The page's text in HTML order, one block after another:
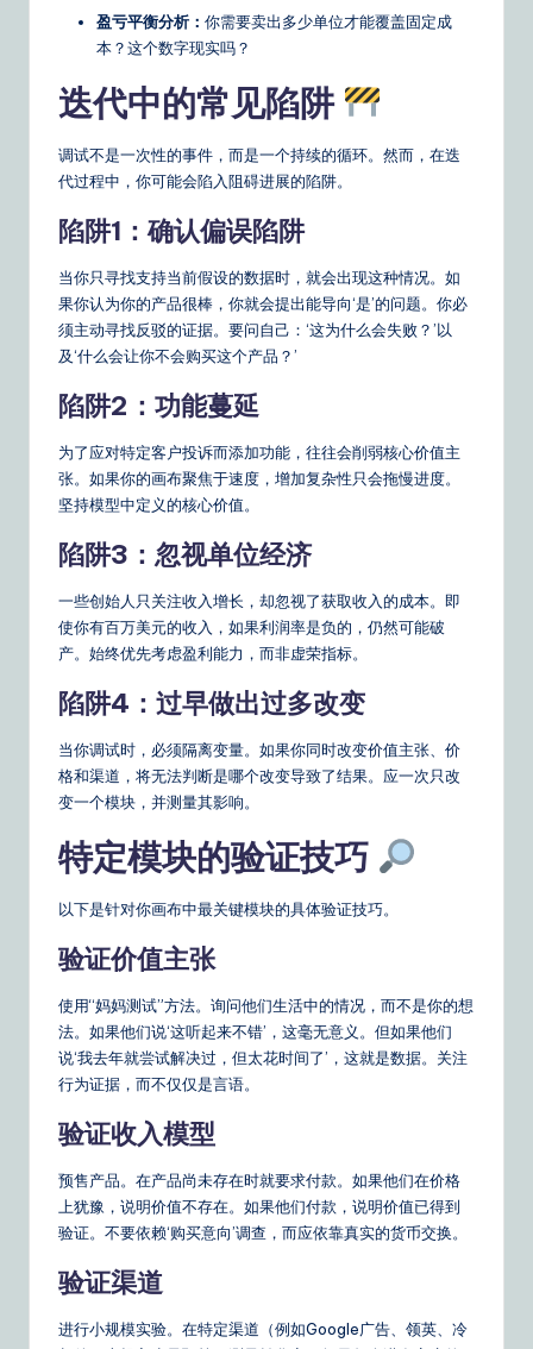
盈亏平衡分析： 你需要卖出多少单位才能覆盖固定成
本？这个数字现实吗？
迭代中的常见陷阱
调试不是一次性的事件，而是一个持续的循环。然而，在迭
代过程中，你可能会陷入阻碍进展的陷阱。
陷阱1：确认偏误陷阱
当你只寻找支持当前假设的数据时，就会出现这种情况。如
果你认为你的产品很棒，你就会提出能导向‘是’的问题。你必
须主动寻找反驳的证据。要问自己：‘这为什么会失败？’以
及‘什么会让你不会购买这个产品？’
陷阱2：功能蔓延
为了应对特定客户投诉而添加功能，往往会削弱核心价值主
张。如果你的画布聚焦于速度，增加复杂性只会拖慢进度。
坚持模型中定义的核心价值。
陷阱3：忽视单位经济
一些创始人只关注收入增长，却忽视了获取收入的成本。即
使你有百万美元的收入，如果利润率是负的，仍然可能破
产。始终优先考虑盈利能力，而非虚荣指标。
陷阱4：过早做出过多改变
当你调试时，必须隔离变量。如果你同时改变价值主张、价
格和渠道，将无法判断是哪个改变导致了结果。应一次只改
变一个模块，并测量其影响。
特定模块的验证技巧
以下是针对你画布中最关键模块的具体验证技巧。
验证价值主张
使用“妈妈测试”方法。询问他们生活中的情况，而不是你的想
法。如果他们说‘这听起来不错’，这毫无意义。但如果他们
说‘我去年就尝试解决过，但太花时间了’，这就是数据。关注
行为证据，而不仅仅是言语。
验证收入模型
预售产品。在产品尚未存在时就要求付款。如果他们在价格
上犹豫，说明价值不存在。如果他们付款，说明价值已得到
验证。不要依赖‘购买意向’调查，而应依靠真实的货币交换。
验证渠道
进行小规模实验。在特定渠道（例如Google广告、领英、冷